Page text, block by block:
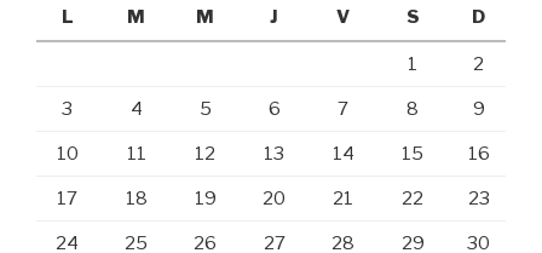
L
M M J V S D
1 2
3 4 5 6 7 8 9
10 11 12 13 14 15 16
17 18 19 20 21 22 23
24 25 26 27 28 29 30